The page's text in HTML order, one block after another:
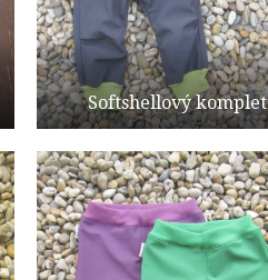
Softshellový komplet